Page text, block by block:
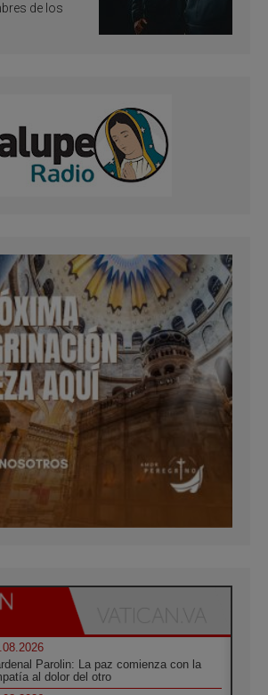
de los
Parolin: La paz comienza con la
al dolor del otro